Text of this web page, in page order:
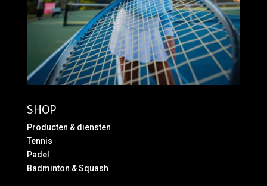
SHOP
Producten & diensten
Tennis
Padel
Badminton & Squash